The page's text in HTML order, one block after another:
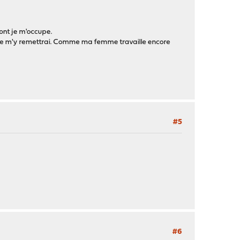
je m'occupe.
m'y remettrai. Comme ma femme travaille encore
#5
#6